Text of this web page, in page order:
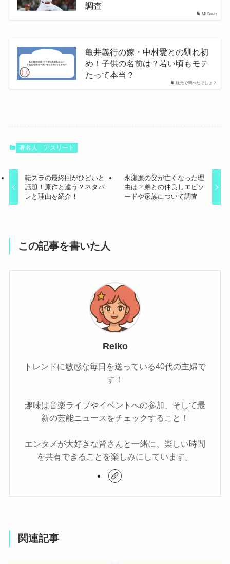
MLBeat
調査
枕元で調べたでしょ？
亀井義行の嫁・中村愛との馴れ初
め！子供の名前は？若い頃もモテ
たって本当？
著名人 アスリート
転スラの最終回がひどいと
話題！原作と違う？ネタバ
レと理由を紹介！
永瀬廉の父が亡くなった理
由は？弟との仲良しエピソ
ードや家族について調査
この記事を書いた人
Reiko
トレンドに敏感な毎日を送っている40代の主婦で
す！
趣味は音楽ライブやイベントへの参加、そして最
新の芸能ニュースをチェックすること！
エンタメが大好きな皆さんと一緒に、楽しい時間
を共有できることを楽しみにしています。
関連記事